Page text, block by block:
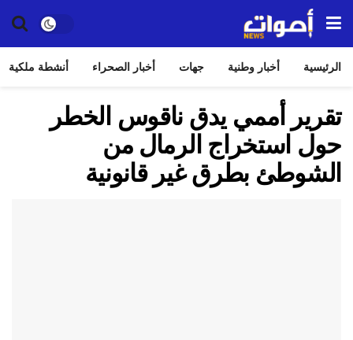
الرئيسية أخبار وطنية جهات أخبار الصحراء أنشطة ملكية
تقرير أممي يدق ناقوس الخطر
حول استخراج الرمال من
الشوطئ بطرق غير قانونية